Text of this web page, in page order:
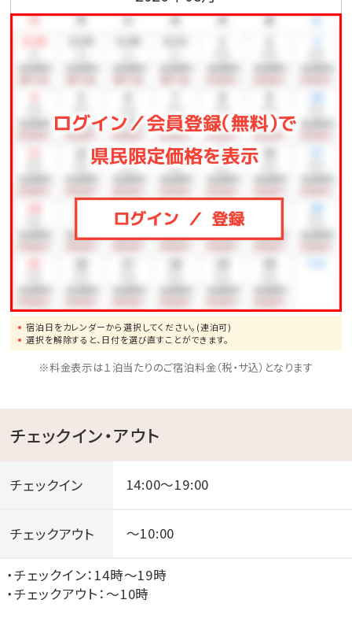
・美ら海水族館（車で約30分）
・今帰仁（なきじん）城跡（車で約20分）
・備瀬のフクギ並木（車で約25分）
・ナゴパイナップルパーク（車で約22分）
■アクセス■
・那覇空港より車で約90分（高速道路利用）
ーちゅらとくスタッフよりー
ヴィラタイプのお部屋に専用のインフィニティプールと
ジャグジー、海の見えるビューバスまで！
プールは弱温水タイプなので冬場も楽しめ、さらにお部
屋からビーチに直接降りれるのも嬉しいポイント◎
なんと今回は5名でも6名でも4名様の料金でご宿泊が
可能に♪6名様での宿泊で実質2名様が無料！
けキッチンまであり、ご家族やご友人との宿泊におすす
めです。
ても魅力的。
・＜客室設備＞
ワイヤレススピーカー（BALUMUDA）、DVDプレイヤ
宿泊日をカレンダーから選択してください。(連泊可)
選択を解除すると、日付を選び直すことができます。
※料金表示は１泊当たりのご宿泊料金（税・サ込）となります
チェックイン・アウト
チェックイン 14:00～19:00
チェックアウト ～10:00
・チェックイン：14時～19時
・チェックアウト：～10時